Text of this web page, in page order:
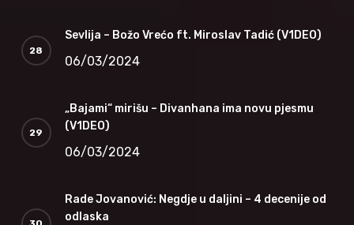
Sevlija – Božo Vrećo ft. Miroslav Tadić (V1DEO)
06/03/2024
„Bajami“ mirišu – Divanhana ima novu pjesmu
(V1DEO)
06/03/2024
Rade Jovanović: Negdje u daljini – 4 decenije od
odlaska